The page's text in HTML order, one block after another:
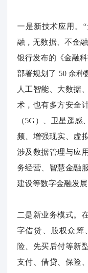
一是新技术应用。
融，无数据、不金
银行发布的《金融
部署规划了 50 余种
人工智能、大数据
术，也有多方安全
（5G ）、卫星遥感
频、增强现实、虚
涉及数据管理与应
务经营、智慧金融
建设等数字金融发展
二是新业务模式。
字借贷、股权众筹
险、先买后付等新
支付、借贷、保险